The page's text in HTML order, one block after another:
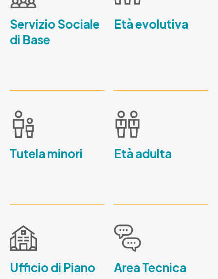
Servizio Sociale
di Base
Età evolutiva
Tutela minori Età adulta
Ufficio di Piano Area Tecnica